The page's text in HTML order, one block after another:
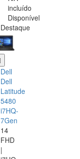
incluído
Disponível
Destaque
Dell
Dell
Latitude
5480
i7HQ-
7Gen
14
FHD
|